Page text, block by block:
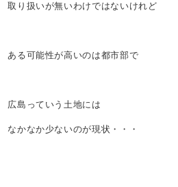
取り扱いが無いわけではないけれど
ある可能性が高いのは都市部で
広島っていう土地には
なかなか少ないのが現状・・・